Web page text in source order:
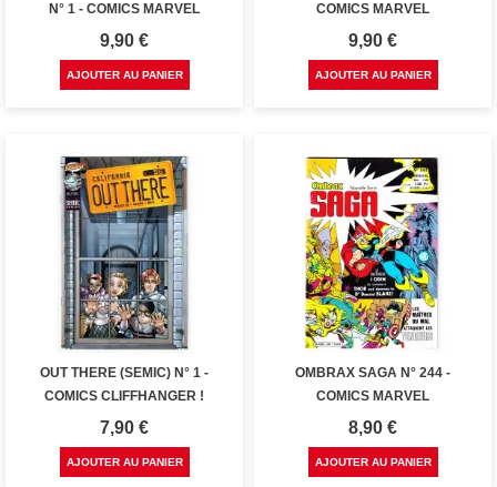
N° 1 - COMICS MARVEL
Prix
9,90 €
AJOUTER AU PANIER
COMICS MARVEL
Prix
9,90 €
AJOUTER AU PANIER
OUT THERE (SEMIC) N° 1 -
COMICS CLIFFHANGER !
Prix
7,90 €
AJOUTER AU PANIER
OMBRAX SAGA N° 244 -
COMICS MARVEL
Prix
8,90 €
AJOUTER AU PANIER